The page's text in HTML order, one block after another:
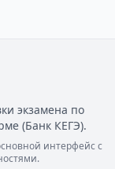
экзамена по
(Банк КЕГЭ).
интерфейс с